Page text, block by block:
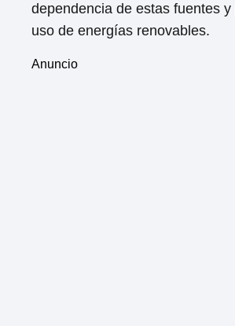
dependencia de estas fuentes y
uso de energías renovables.
Anuncio